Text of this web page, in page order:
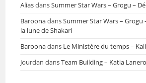
AliasdansSummer Star Wars – Grogu –
BaroonadansSummer Star Wars – Grogu
la lune de Shakari
Baroonadans Le Ministère du temps –
Jourdan dansTeam Building – Katia